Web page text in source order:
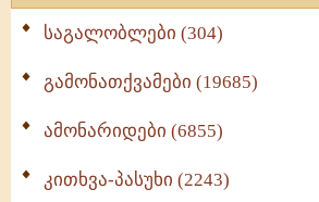
საგალობლები (304)
გამონათქვამები (19685)
ამონარიდები (6855)
კითხვა-პასუხი (2243)